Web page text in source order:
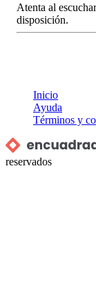
Atenta al
disposición.
Inicio
Ayuda
Términos y
reservados